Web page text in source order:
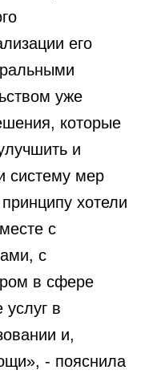
его
уже
которые
и
систему мер
хотели
с
с
в сфере
услуг в
и,
- пояснила